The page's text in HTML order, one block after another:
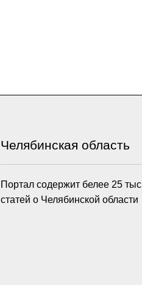
Челябинская область
Портал содержит белее 25 тыс
статей о Челябинской области